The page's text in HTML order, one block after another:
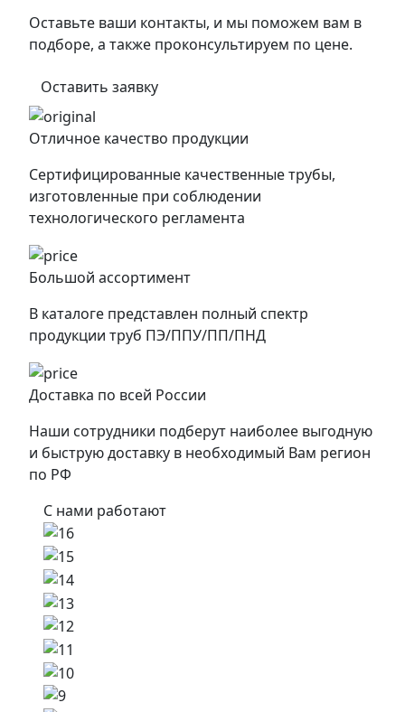
Оставьте ваши контакты, и мы поможем вам в
подборе, а также проконсультируем по цене.
Оставить заявку
Отличное качество продукции
Сертифицированные качественные трубы,
изготовленные при соблюдении
технологического регламента
Большой ассортимент
В каталоге представлен полный спектр
продукции труб ПЭ/ППУ/ПП/ПНД
Доставка по всей России
Наши сотрудники подберут наиболее выгодную
и быструю доставку в необходимый Вам регион
по РФ
С нами работают